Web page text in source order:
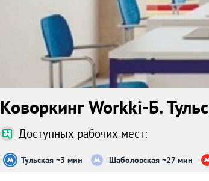
Коворкинг Workki-Б.
Доступных рабочих мест:
Тульская ~3 мин Шаболовская ~27 мин